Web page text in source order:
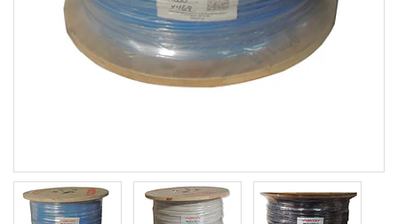
Previous